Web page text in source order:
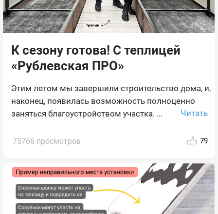
К сезону готова! С теплицей
«Рублевская ПРО»
Этим летом мы завершили строительство дома, и,
наконец, появилась возможность полноценно
заняться благоустройством участка. ...
Читать
75766 просмотров 79